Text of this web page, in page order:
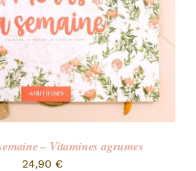
– Vitamines agrumes
24,90 €